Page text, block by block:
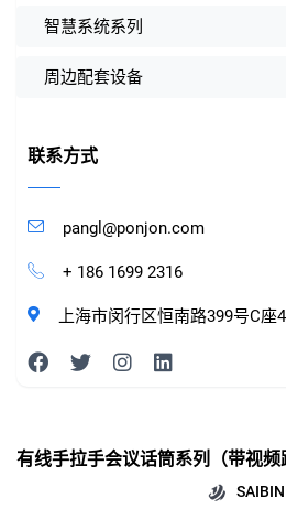
智慧系统系列
周边配套设备
联系方式
pangl@ponjon.com
+ 186 1699 2316
上海市闵行区恒南路399号C座
有线手拉手会议话筒系列（带视频
SAIBIN